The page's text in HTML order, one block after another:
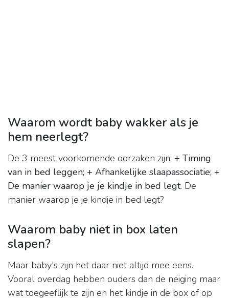
Waarom wordt baby wakker als je
hem neerlegt?
De 3 meest voorkomende oorzaken zijn: + Timing
van in bed leggen; + Afhankelijke slaapassociatie; +
De manier waarop je je kindje in bed legt. De
manier waarop je je kindje in bed legt?
Waarom baby niet in box laten
slapen?
Maar baby's zijn het daar niet altijd mee eens.
Vooral overdag hebben ouders dan de neiging maar
wat toegeeflijk te zijn en het kindje in de box of op